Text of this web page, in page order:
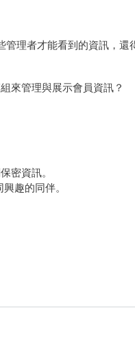
理者才能看到的資訊，
來管理與展示會員資訊？
密資訊。
趣的同伴。